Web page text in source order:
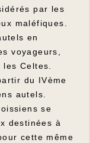
par les
maléfiques.
en
voyageurs,
Celtes.
du IVème
autels.
se
destinées à
cette même